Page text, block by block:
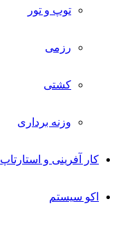
توپ و تور
رزمی
کشتی
وزنه برداری
کار آفرینی و استارتاپ
اکو سیستم